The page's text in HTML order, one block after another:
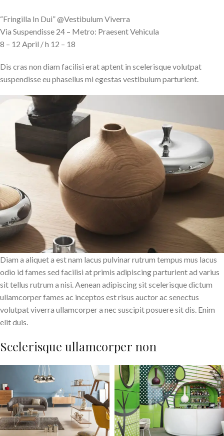
“Fringilla In Dui” @Vestibulum Viverra
Via Suspendisse 24 – Metro: Praesent Vehicula
8 – 12 April / h 12 – 18
Dis cras non diam facilisi erat aptent in scelerisque volutpat
suspendisse eu phasellus mi egestas vestibulum parturient.
Diam a aliquet a est nam lacus pulvinar rutrum tempus mus lacus
odio id fames sed facilisi at primis adipiscing parturient ad varius
sit tellus rutrum a nisi. Aenean adipiscing sit scelerisque dictum
ullamcorper fames ac inceptos est risus auctor ac senectus
volutpat viverra ullamcorper a nec suscipit posuere sit dis. Enim
elit duis.
Scelerisque ullamcorper non